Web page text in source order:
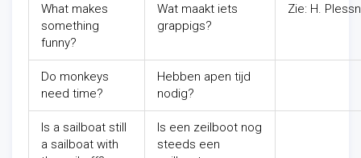
What makes
something
funny?
Wat maakt iets
grappigs?
Zie: H.
Do monkeys
need time?
Hebben apen tijd
nodig?
Is a sailboat still
a sailboat with
Is een zeilboot nog
steeds een